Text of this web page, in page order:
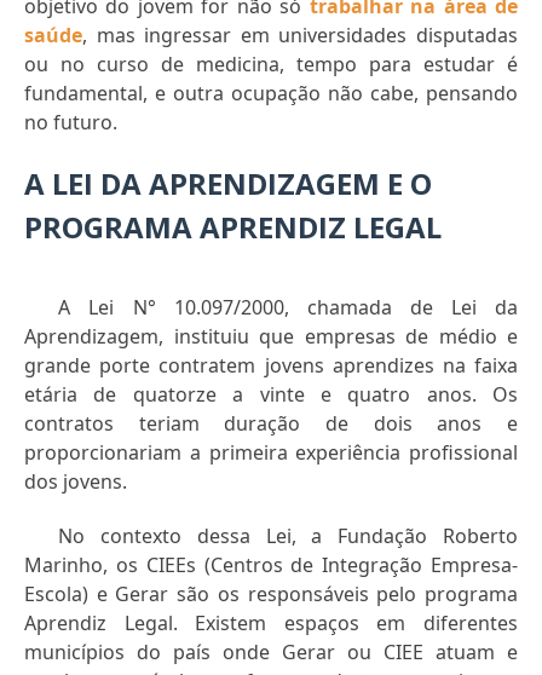
objetivo do jovem for não só trabalhar na área de
saúde, mas ingressar em universidades disputadas
ou no curso de medicina, tempo para estudar é
fundamental, e outra ocupação não cabe, pensando
no futuro.
A LEI DA APRENDIZAGEM E O
PROGRAMA APRENDIZ LEGAL
A Lei N° 10.097/2000, chamada de Lei da
Aprendizagem, instituiu que empresas de médio e
grande porte contratem jovens aprendizes na faixa
etária de quatorze a vinte e quatro anos. Os
contratos teriam duração de dois anos e
proporcionariam a primeira experiência profissional
dos jovens.
No contexto dessa Lei, a Fundação Roberto
Marinho, os CIEEs (Centros de Integração Empresa-
Escola) e Gerar são os responsáveis pelo programa
Aprendiz Legal. Existem espaços em diferentes
municípios do país onde Gerar ou CIEE atuam e